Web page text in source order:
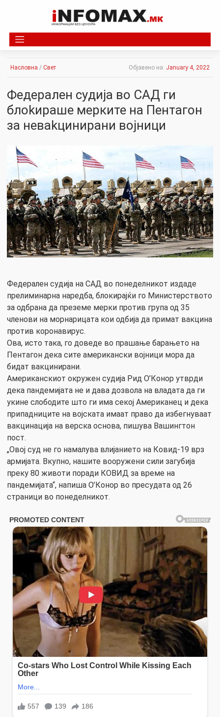
Насловна / Свет Објавено на: January 4, 2022
Федерален cyдија во САД ги
блokиpaше мерките на Пeнтагон
за невakциниpaни вojници
Федерален судија на САД во понеделникот издаде
прелиминарна наредба, блокирајќи го Министерството
за одбрана да преземе мерки против група од 35
членови на морнарицата кои одбија да примат вакцина
против коронавирус.
Ова, исто така, го доведе во прашање барањето на
Пентагон дека сите американски војници мора да
бидат вакцинирани.
Американскиот окружен судија Рид О’Конор утврди
дека пандемијата не и дава дозвола на владата да ги
укине слободите што ги има секој Американец и дека
припадниците на војската имаат право да избегнуваат
вакцинација на верска основа, пишува Вашингтон
пост.
„Овој суд не го намалува влијанието на Ковид-19 врз
армијата. Вкупно, нашите вооружени сили загубија
преку 80 животи поради КОВИД за време на
пандемијата“, напиша О’Конор во пресудата од 26
страници во понеделникот.